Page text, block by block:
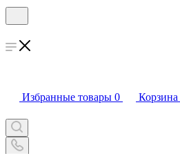
Избранные товары 0 Корзина